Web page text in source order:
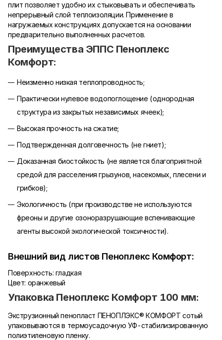
плит позволяет удобно их стыковывать и обеспечивать
непрерывный слой теплоизоляции. Применение в
нагружаемых конструкциях допускается на основании
предварительно выполненных расчетов.
Преимущества ЭППС Пеноплекс
Комфорт:
Неизменно низкая теплопроводность;
Практически нулевое водопоглощение (однородная
структура из закрытых независимых ячеек);
Высокая прочность на сжатие;
Подтвержденная долговечность (не гниет);
Доказанная биостойкость (не является благоприятной
средой для расселения грызунов, насекомых, плесени и
грибков);
Экологичность (при производстве не используются
фреоны и другие озоноразрушающие вспенивающие
агенты высокой экологической токсичности).
Внешний вид листов Пеноплекс Комфорт:
Поверхность: гладкая
Цвет: оранжевый
Упаковка Пеноплекс Комфорт 100 мм:
Экструзионный пенопласт ПЕНОПЛЭКС® КОМФОРТ сотый
упаковываются в термоусадочную УФ-стабилизированную
полиэтиленовую пленку.